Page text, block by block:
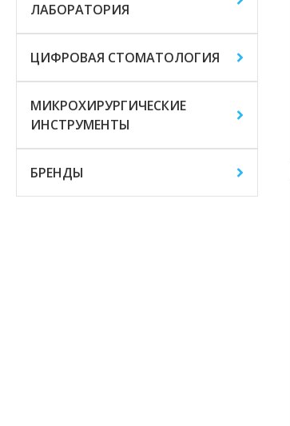
ЛАБОРАТОРИЯ
ЦИФРОВАЯ СТОМАТОЛОГИЯ
МИКРОХИРУРГИЧЕСКИЕ
ИНСТРУМЕНТЫ
БРЕНДЫ